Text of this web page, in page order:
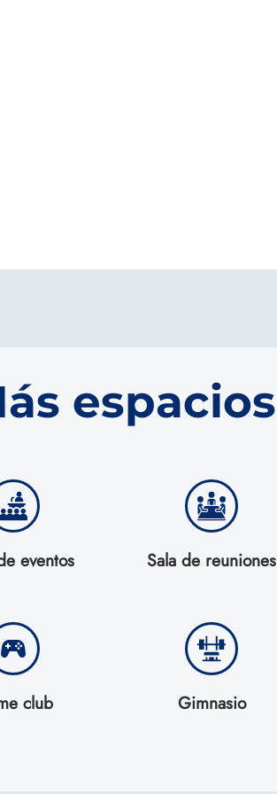
espacios
eventos Sala de reuniones
club Gimnasio